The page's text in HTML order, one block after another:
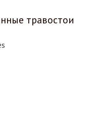
травостои